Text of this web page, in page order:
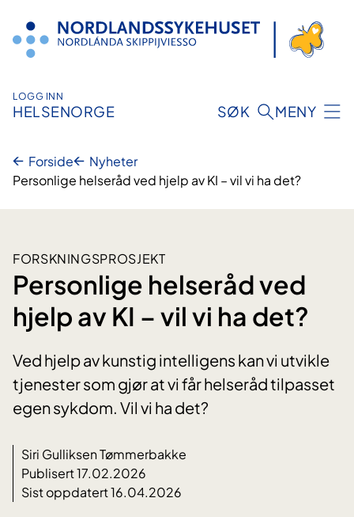
innhold
LOGG INN
HELSENORGE SØK MENY
Forside
Nyheter
Personlige helseråd ved hjelp av KI – vil vi ha det?
FORSKNINGSPROSJEKT
Personlige helseråd ved
hjelp av KI – vil vi ha det?
Ved hjelp av kunstig intelligens kan vi utvikle
tjenester som gjør at vi får helseråd tilpasset
egen sykdom. Vil vi ha det?
Siri Gulliksen Tømmerbakke
Publisert 17.02.2026
Sist oppdatert 16.04.2026